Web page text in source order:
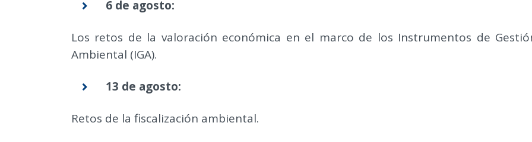
6 de agosto:
Los retos de la valoración económica en el marco de los Instrumentos de
Ambiental (IGA).
13 de agosto:
Retos de la fiscalización ambiental.